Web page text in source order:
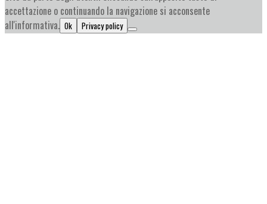
accettazione o continuando la navigazione si acconsente
all'informativa. Ok Privacy policy